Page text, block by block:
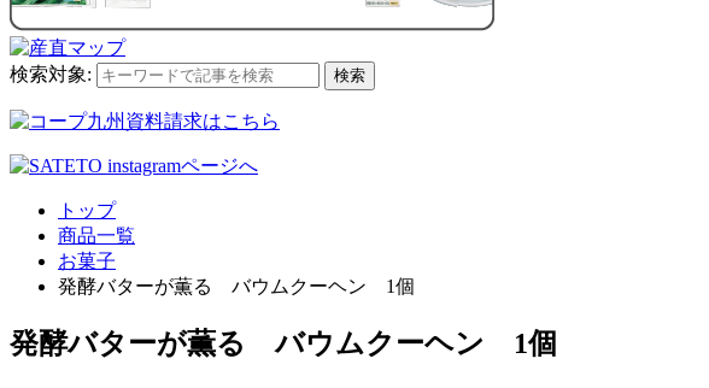
検索対象: 検索
トップ
商品一覧
お菓子
発酵バターが薫る バウムクーヘン 1個
発酵バターが薫る バウムクーヘン 1個